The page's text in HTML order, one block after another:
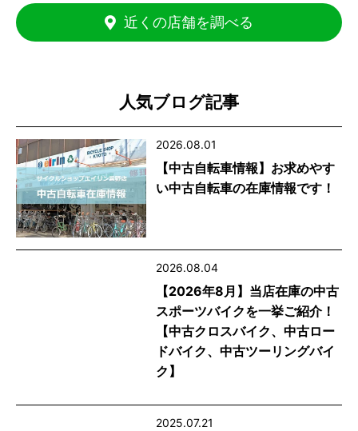
近くの店舗を調べる
人気ブログ記事
2026.08.01
【中古自転車情報】お求めやす
い中古自転車の在庫情報です！
2026.08.04
【2026年8月】当店在庫の中古
スポーツバイクを一挙ご紹介！
【中古クロスバイク、中古ロー
ドバイク、中古ツーリングバイ
ク】
2025.07.21